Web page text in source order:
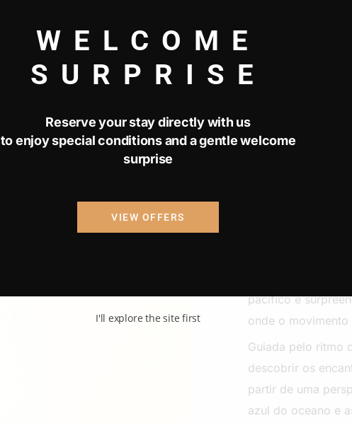
Uma
O Stand Up
Atlântico,
paisagem
pacífico e
onde o movimento
Guiada pelo ritmo
descobrir os
partir de uma
azul do oceano e
WELCOME
SURPRISE
Reserve your stay directly with us
to enjoy special conditions and a gentle welcome
surprise
VIEW OFFERS
I'll explore the site first